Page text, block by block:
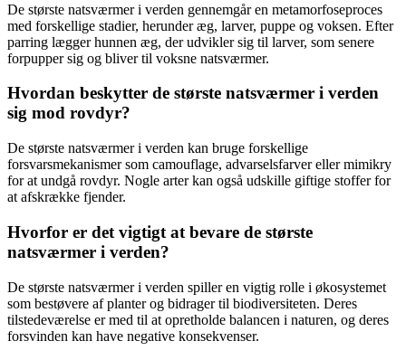
De største natsværmer i verden gennemgår en metamorfoseproces
med forskellige stadier, herunder æg, larver, puppe og voksen. Efter
parring lægger hunnen æg, der udvikler sig til larver, som senere
forpupper sig og bliver til voksne natsværmer.
Hvordan beskytter de største natsværmer i verden
sig mod rovdyr?
De største natsværmer i verden kan bruge forskellige
forsvarsmekanismer som camouflage, advarselsfarver eller mimikry
for at undgå rovdyr. Nogle arter kan også udskille giftige stoffer for
at afskrække fjender.
Hvorfor er det vigtigt at bevare de største
natsværmer i verden?
De største natsværmer i verden spiller en vigtig rolle i økosystemet
som bestøvere af planter og bidrager til biodiversiteten. Deres
tilstedeværelse er med til at opretholde balancen i naturen, og deres
forsvinden kan have negative konsekvenser.